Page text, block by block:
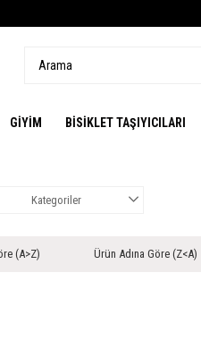
GİYİM BİSİKLET TAŞIYICILARI
Kategoriler
(A>Z) Ürün Adına Göre (Z<A)